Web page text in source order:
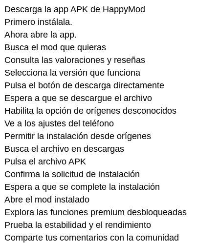
Descarga la app APK de HappyMod
Primero instálala.
Ahora abre la app.
Busca el mod que quieras
Consulta las valoraciones y reseñas
Selecciona la versión que funciona
Pulsa el botón de descarga directamente
Espera a que se descargue el archivo
Habilita la opción de orígenes desconocidos
Ve a los ajustes del teléfono
Permitir la instalación desde orígenes
Busca el archivo en descargas
Pulsa el archivo APK
Confirma la solicitud de instalación
Espera a que se complete la instalación
Abre el mod instalado
Explora las funciones premium desbloqueadas
Prueba la estabilidad y el rendimiento
Comparte tus comentarios con la comunidad